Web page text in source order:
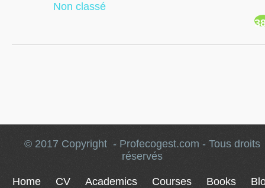
Non classé
© 2017 Copyright - Profecogest.com - Tous droits
réservés
Home CV Academics Courses Books